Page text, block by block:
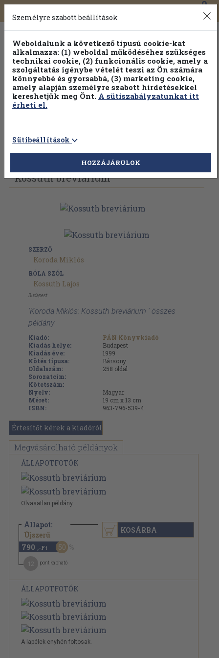
Toggle
navigation
0
Vissza az előző oldalra Válasszon példányt
Kossuth breviárium
SZERZŐ
Koroda Miklós
RÓLA SZÓL
Kossuth Lajos
Budapest
'Koroda Miklós: Kossuth breviárium ' összes
példány
Kiadó:
PÁN Könyvkiadó
Kiadás helye:
Budapest
Kiadás éve:
1999
Kötés típusa:
Bársony
Oldalszám:
258 oldal
Sorozatcím:
Kötetszám:
Nyelv:
Magyar
Méret:
19 cm x 13 cm
ISBN:
963-796-539-4
Értesítőt kérek a kiadóról
Megvásárolható példányok
ÁLLAPOTFOTÓK
Olvasatlan példány.
Állapot:
Újszerű
1.580 Ft
790 ,-Ft 50
pont kapható
KOSÁRBA
ÁLLAPOTFOTÓK
A lapélek enyhén foltosak.
Személyre szabott beállítások
Weboldalunk a következő típusú cookie-kat
alkalmazza: (1) weboldal működéséhez szükséges
technikai cookie, (2) funkcionális cookie, amely a
szolgáltatás igénybe vételét teszi az Ön számára
könnyebbé és gyorsabbá, (3) marketing cookie,
amely alapján személyre szabott hirdetésekkel
kereshetjük meg Önt. A sütiszabályzatunkat itt
érheti el.
Sütibeállítások
HOZZÁJÁRULOK